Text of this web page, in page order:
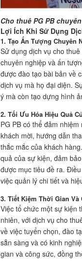
Cho thuê PG PB
Lợi Ích Khi Sử Dụng
1. Tạo Ấn Tượng Chuyên
Sử dụng dịch vụ cho
chuyên nghiệp và ấn
được đào tạo bài bản về
dịch vụ mà họ đại diện.
ý mà còn tạo dựng hình
2. Tối Ưu Hóa Hiệu Quả
PG PB có thể đảm
khách mời, hướng dẫn
thắc mắc của khách
quả của sự kiện, đảm
được mục tiêu đề ra.
việc quản lý chi tiết và
3. Tiết Kiệm Thời Gian Và
Việc tổ chức một sự kiện
nhiên, với dịch vụ cho
về việc tuyển chọn, đào
sẵn sàng và có kinh
gian và công sức, đồng